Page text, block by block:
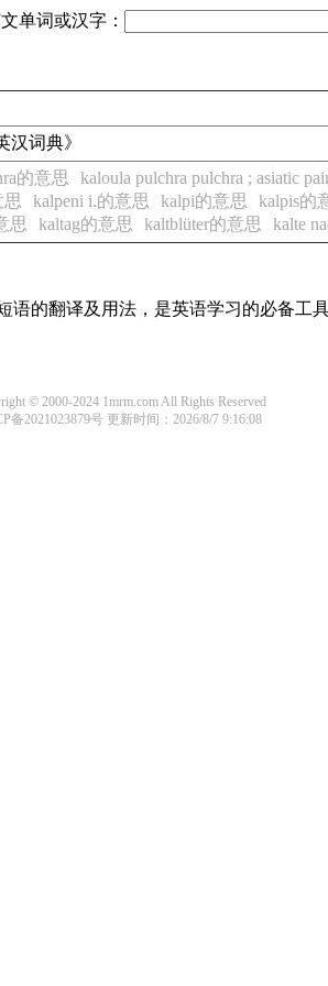
单词或汉字：
汉词典》
的意思 kaloula pulchra pulchra ; asiatic
思 kalpeni i.的意思 kalpi的意思 kalpis的
思 kaltag的意思 kaltblüter的意思 kalte
的翻译及用法，是英语学习的必备工具
© 2000-2024 1mrm.com All Rights Reserved
备2021023879号 更新时间：2026/8/7 9:16:08